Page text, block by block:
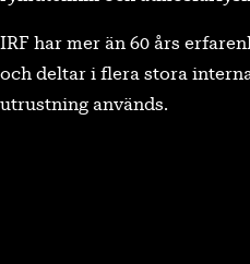
IRF har mer än 60 års
och deltar i flera stora
utrustning används.